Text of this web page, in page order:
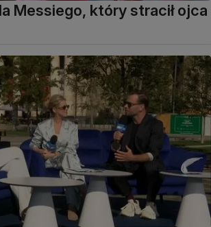
Messiego, który stracił ojca